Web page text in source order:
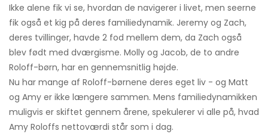
Ikke alene fik vi se, hvordan de navigerer i livet, men seerne
fik også et kig på deres familiedynamik. Jeremy og Zach,
deres tvillinger, havde 2 fod mellem dem, da Zach også
blev født med dværgisme. Molly og Jacob, de to andre
Roloff-børn, har en gennemsnitlig højde.
Nu har mange af Roloff-børnene deres eget liv - og Matt
og Amy er ikke længere sammen. Mens familiedynamikken
muligvis er skiftet gennem årene, spekulerer vi alle på, hvad
Amy Roloffs nettoværdi står som i dag.